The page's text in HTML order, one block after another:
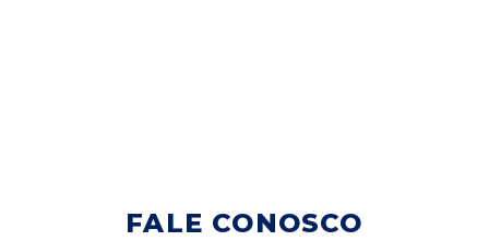
FALE CONOSCO